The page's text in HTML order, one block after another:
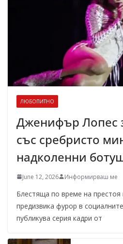
ЛЮБОПИТНО
Дженифър Лопес
със сребристо
надколенни
June 12, 2026 Информирваш ме
Блестяща по време на
предизвика фурор в
публикува серия кадри от